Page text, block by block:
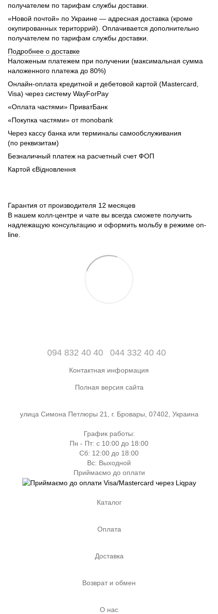
получателем по тарифам службы доставки.
«Новой почтой» по Украине — адресная доставка (кроме
окупированных територрий). Оплачивается дополнительно
получателем по тарифам службы доставки.
Подробнее о доставке
Наложеным платежем при получении (максимальная сумма
наложенного платежа до 80%)
Онлайн-оплата кредитной и дебетовой картой (Mastercard,
Visa) через систему WayForPay
«Оплата частями» ПриватБанк
«Покупка частями» от monobank
Через кассу банка или терминалы самообслуживания
(по реквизитам)
Безналичный платеж на расчетный счет ФОП
Картой єВідновлення
Гарантия от производителя 12 месяцев
В нашем колл-центре и чате вы всегда сможете получить
надлежащую консультацию и оформить мольбу в режиме on-
line.
094 832 40 40 044 332 40 40
Контактная информация
Полная версия сайта
улица Симона Петлюры 21, г. Бровары, 07402, Украина
График работы:
Пн - Пт: с 10:00 до 18:00
Сб: 12:00 до 18:00
Вс: Выходной
Приймаємо до оплати
Каталог
Оплата
Доставка
Возврат и обмен
О нас